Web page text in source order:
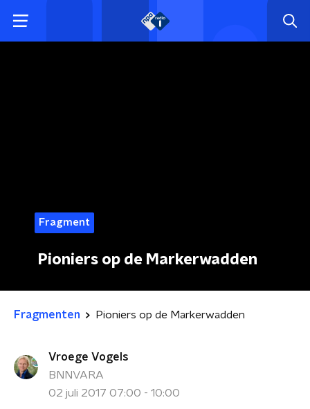
Fragment
Pioniers op de Markerwadden
Fragmenten Pioniers op de Markerwadden
Vroege Vogels
BNNVARA
02 juli 2017 07:00 - 10:00